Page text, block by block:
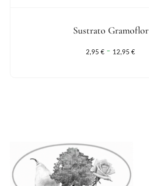
Sustrato Gramoflor
2,95 € - 12,95 €